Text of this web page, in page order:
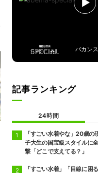
バカン
記事ランキング
24時間
「すごい水着やな」20歳の
子大生の国宝級スタイルに
撃「どこで支えてる？」
「すごい水着」「目線に困